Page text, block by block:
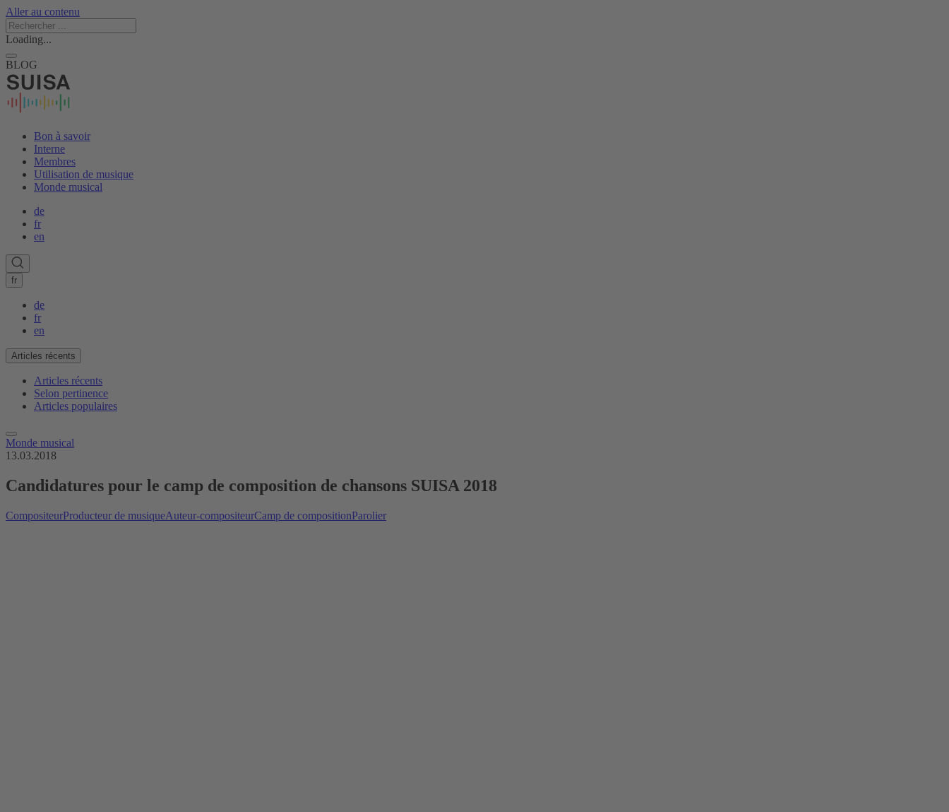
Aller au contenu
Loading...
BLOG
Bon à savoir
Interne
Membres
Utilisation de musique
Monde musical
de
fr
en
fr
de
fr
en
Articles récents
Articles récents
Selon pertinence
Articles populaires
Monde musical
13.03.2018
Candidatures pour le camp de composition de chansons SUISA 2018
CompositeurProducteur de musiqueAuteur-compositeurCamp de compositionParolier